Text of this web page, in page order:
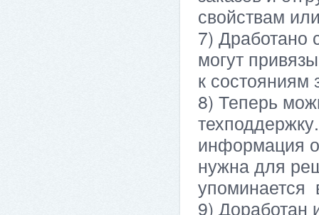
свойствам
7) Дработано
могут
к состояниям
8) Теперь
информация
нужна для
упоминается
9) Доработан